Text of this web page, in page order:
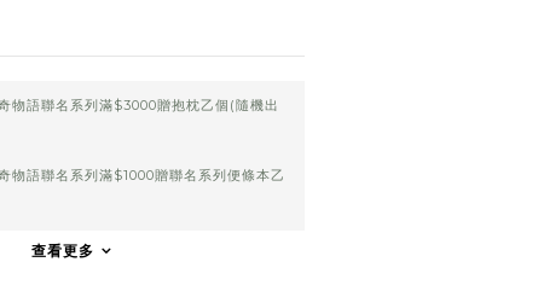
物語聯名系列滿$3000贈抱枕乙個(隨機出
物語聯名系列滿$1000贈聯名系列便條本乙
查看更多